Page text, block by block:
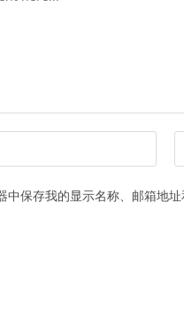
中保存我的显示名称、邮箱地